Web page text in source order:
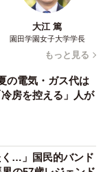
大江 篤
園田学園女子大学学長
もっと見る
の電気・ガス代は
房を控える」人が
く…」国民的バンド